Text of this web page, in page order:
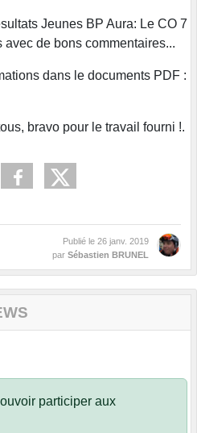
Jeunes BP Aura: Le CO 7
avec de bons commentaires...
dans le documents PDF :
bravo pour le travail fourni !.
Publié le 26 janv. 2019
par Sébastien BRUNEL
participer aux